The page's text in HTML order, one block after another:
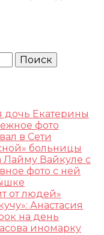
дочь Екатерины
фото
в Сети
больницы
Лайму Вайкуле с
фото с ней
от людей»
Анастасия
на день
иномарку